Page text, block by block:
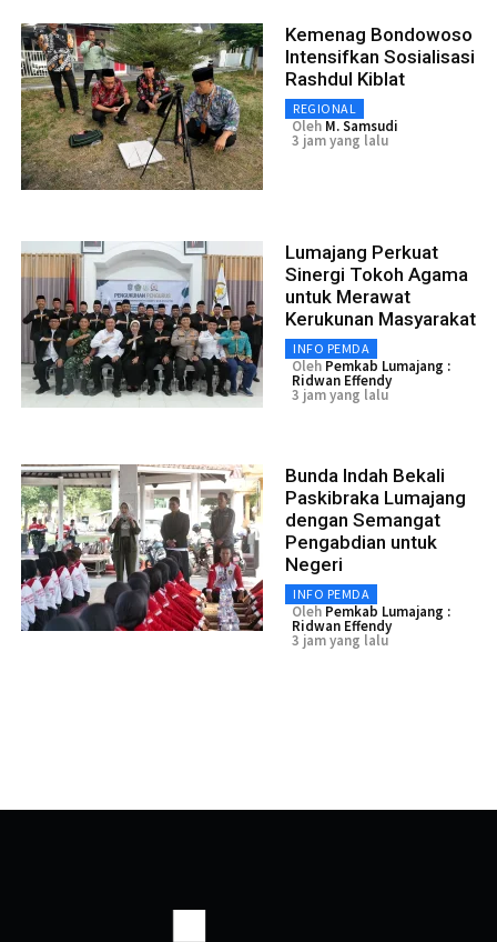
Kemenag Bondowoso
Intensifkan Sosialisasi
Rashdul Kiblat
REGIONAL
Oleh M. Samsudi
3 jam yang lalu
Lumajang Perkuat
Sinergi Tokoh Agama
untuk Merawat
Kerukunan Masyarakat
INFO PEMDA
Oleh Pemkab Lumajang :
Ridwan Effendy
3 jam yang lalu
Bunda Indah Bekali
Paskibraka Lumajang
dengan Semangat
Pengabdian untuk
Negeri
INFO PEMDA
Oleh Pemkab Lumajang :
Ridwan Effendy
3 jam yang lalu